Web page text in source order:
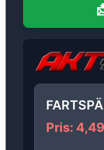
Pris: